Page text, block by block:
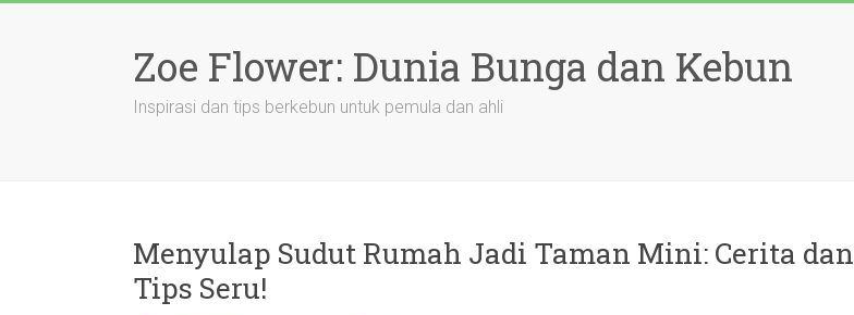
Zoe Flower: Dunia Bunga dan Kebun
Inspirasi dan tips berkebun untuk pemula dan ahli
Menyulap Sudut Rumah Jadi Taman Mini: Cerita dan
Tips Seru!